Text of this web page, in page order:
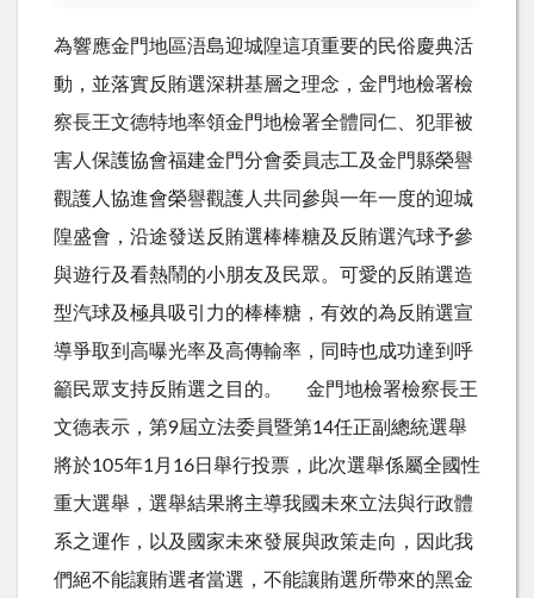
為響應金門地區浯島迎城隍這項重要的民俗慶典活
動，並落實反賄選深耕基層之理念，金門地檢署檢
察長王文德特地率領金門地檢署全體同仁、犯罪被
害人保護協會福建金門分會委員志工及金門縣榮譽
觀護人協進會榮譽觀護人共同參與一年一度的迎城
隍盛會，沿途發送反賄選棒棒糖及反賄選汽球予參
與遊行及看熱鬧的小朋友及民眾。可愛的反賄選造
型汽球及極具吸引力的棒棒糖，有效的為反賄選宣
導爭取到高曝光率及高傳輸率，同時也成功達到呼
籲民眾支持反賄選之目的。 金門地檢署檢察長王
文德表示，第9屆立法委員暨第14任正副總統選舉
將於105年1月16日舉行投票，此次選舉係屬全國性
重大選舉，選舉結果將主導我國未來立法與行政體
系之運作，以及國家未來發展與政策走向，因此我
們絕不能讓賄選者當選，不能讓賄選所帶來的黑金